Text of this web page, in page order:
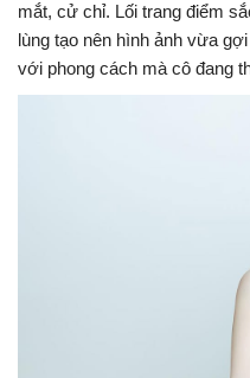
mắt, cử chỉ. Lối trang điểm
lùng tạo nên hình ảnh vừa
với phong cách mà cô đang